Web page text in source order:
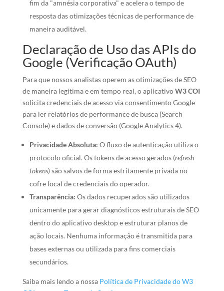
fim da "amnésia corporativa" e acelera o tempo de
resposta das otimizações técnicas de performance de
maneira auditável.
Declaração de Uso das APIs do
Google (Verificação OAuth)
Para que nossos analistas operem as otimizações de SEO
de maneira legítima e em tempo real, o aplicativoW3 COI
solicita credenciais de acesso via consentimento Google
para ler relatórios de performance de busca (Search
Console) e dados de conversão (Google Analytics 4).
Privacidade Absoluta: O fluxo de autenticação utiliza o
protocolo oficial. Os tokens de acesso gerados (refresh
tokens) são salvos de forma estritamente privada no
cofre local de credenciais do operador.
Transparência: Os dados recuperados são utilizados
unicamente para gerar diagnósticos estruturais de SEO
dentro do aplicativo desktop e estruturar planos de
ação locais. Nenhuma informação é transmitida para
bases externas ou utilizada para fins comerciais
secundários.
Saiba mais lendo a nossa Política de Privacidade do W3